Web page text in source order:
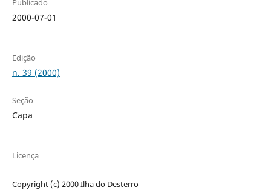
Publicado
2000-07-01
Edição
n. 39 (2000)
Seção
Capa
Licença
Copyright (c) 2000 Ilha do Desterro